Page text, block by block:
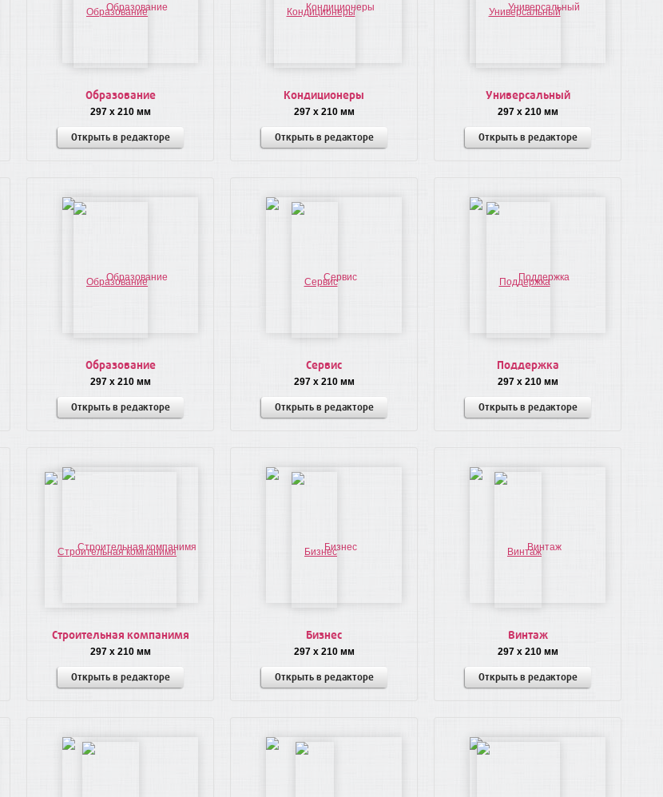
Образование
297 x 210 мм
Открыть в редакторе
Кондиционеры
297 x 210 мм
Открыть в редакторе
Универсальный
297 x 210 мм
Открыть в редакторе
Образование
297 x 210 мм
Открыть в редакторе
Сервис
297 x 210 мм
Открыть в редакторе
Поддержка
297 x 210 мм
Открыть в редакторе
Строительная компанимя
297 x 210 мм
Открыть в редакторе
Бизнес
297 x 210 мм
Открыть в редакторе
Винтаж
297 x 210 мм
Открыть в редакторе